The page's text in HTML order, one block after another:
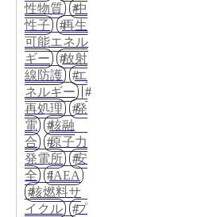
性物質
中
性子
再生
可能エネル
ギー
放射
線防護
エ
ネルギー
再処理
発
電
核融
合
原子力
発電所
安
全
IAEA
核燃料サ
イクル
プ